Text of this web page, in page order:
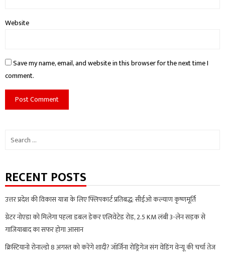
Website
Save my name, email, and website in this browser for the next time I
comment.
Search
RECENT POSTS
उत्तर प्रदेश की विकास यात्रा के लिए फ्लिपकार्ट प्रतिबद्ध: सीईओ कल्याण कृष्णमूर्ति
ग्रेटर नोएडा को मिलेगा पहला डबल डेकर एलिवेटेड रोड, 2.5 KM लंबी 3-लेन सड़क से
गाजियाबाद का सफर होगा आसान
क्रिस्टियानो रोनाल्डो 8 अगस्त को करेंगे शादी? जॉर्जिना रोड्रिगेज संग वेडिंग वेन्यू की चर्चा तेज